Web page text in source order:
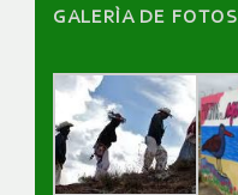
GALERÌA DE FOTOS